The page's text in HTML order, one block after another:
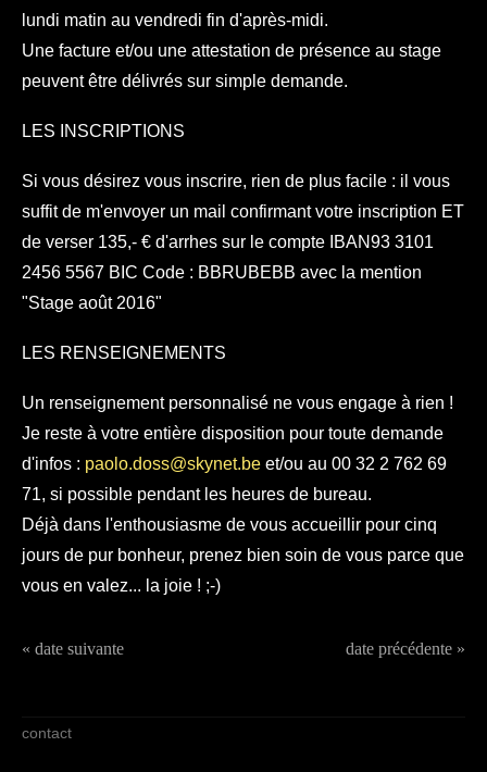
lundi matin au vendredi fin d'après-midi.
Une facture et/ou une attestation de présence au stage
peuvent être délivrés sur simple demande.
LES INSCRIPTIONS
Si vous désirez vous inscrire, rien de plus facile : il vous
suffit de m'envoyer un mail confirmant votre inscription ET
de verser 135,- € d'arrhes sur le compte IBAN93 3101
2456 5567 BIC Code : BBRUBEBB avec la mention
"Stage août 2016"
LES RENSEIGNEMENTS
Un renseignement personnalisé ne vous engage à rien !
Je reste à votre entière disposition pour toute demande
d'infos : paolo.doss@skynet.be et/ou au 00 32 2 762 69
71, si possible pendant les heures de bureau.
Déjà dans l'enthousiasme de vous accueillir pour cinq
jours de pur bonheur, prenez bien soin de vous parce que
vous en valez... la joie ! ;-)
date précédente »
« date suivante
contact